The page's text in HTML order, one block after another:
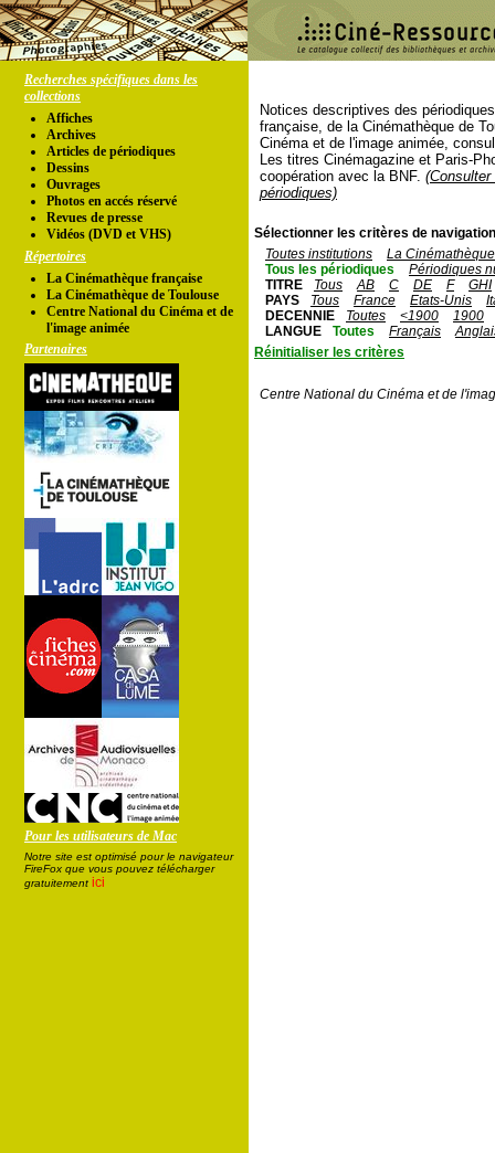
Recherches spécifiques dans les
collections
Affiches
Archives
Articles de périodiques
Dessins
Ouvrages
Photos en accés réservé
Revues de presse
Vidéos (DVD et VHS)
Répertoires
La Cinémathèque française
La Cinémathèque de Toulouse
Centre National du Cinéma et de
l'image animée
Partenaires
Pour les utilisateurs de Mac
Notre site est optimisé pour le navigateur
FireFox que vous pouvez télécharger
gratuitement ici
Notices descriptives des
française, de la Cinémathèque de
Cinéma et de l'image animée,
Les titres Cinémagazine et Paris-
coopération avec la BNF.
périodiques)
Sélectionner les critères de
Toutes institutions
La
Tous les périodiques
Périodiques
TITRE
Tous AB C DE F
GHI
PAYS
Tous France Etats-Unis
DECENNIE
Toutes <1900
1900
LANGUE
Toutes Français
Réinitialiser les critères
Centre National du Cinéma et de